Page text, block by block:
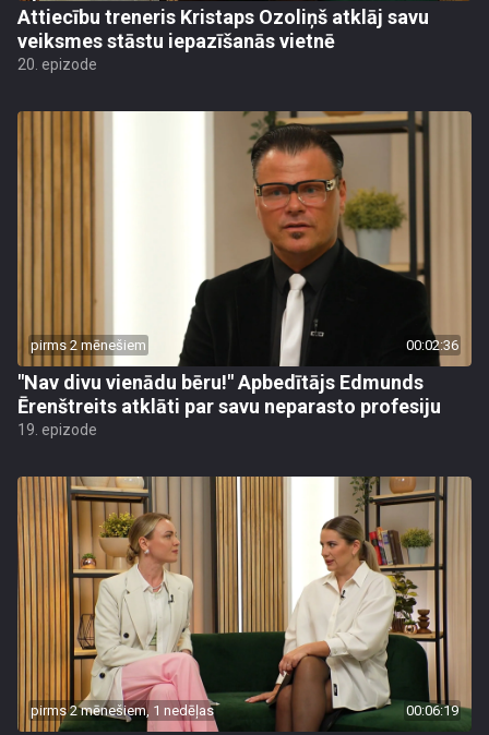
Attiecību treneris Kristaps Ozoliņš atklāj savu
veiksmes stāstu iepazīšanās vietnē
20. epizode
pirms 2 mēnešiem 00:02:36
"Nav divu vienādu bēru!" Apbedītājs Edmunds
Ērenštreits atklāti par savu neparasto profesiju
19. epizode
pirms 2 mēnešiem, 1 nedēļas 00:06:19